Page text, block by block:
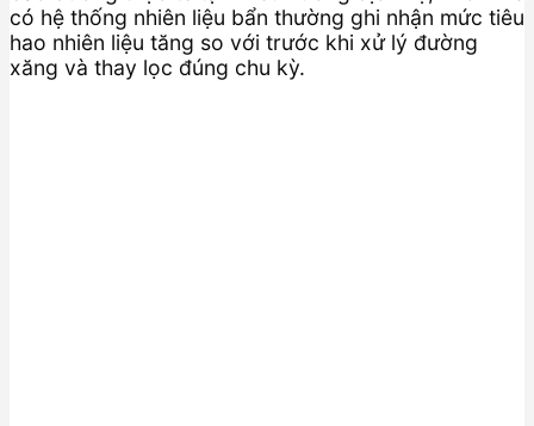
có hệ thống nhiên liệu bẩn thường ghi nhận mức tiêu
hao nhiên liệu tăng so với trước khi xử lý đường
xăng và thay lọc đúng chu kỳ.